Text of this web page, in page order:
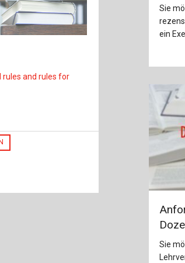
Sachbuch
Stahlbau
rules and rules for
Sie
ein
Sie